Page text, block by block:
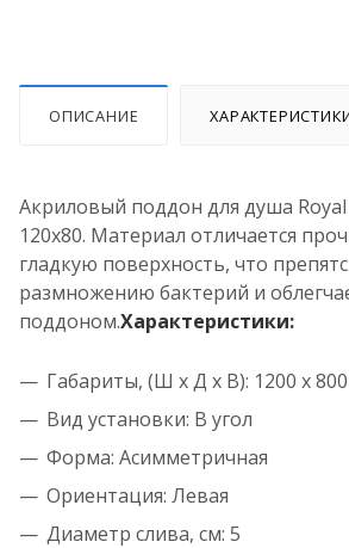
ОПИСАНИЕ
Акриловый поддон для душа Royal
120х80. Материал отличается
гладкую поверхность, что
размножению бактерий и
поддоном.Характеристики:
Габариты, (Ш х Д x В): 1200 х
Вид установки: В угол
Форма: Асимметричная
Ориентация: Левая
Диаметр слива, см: 5